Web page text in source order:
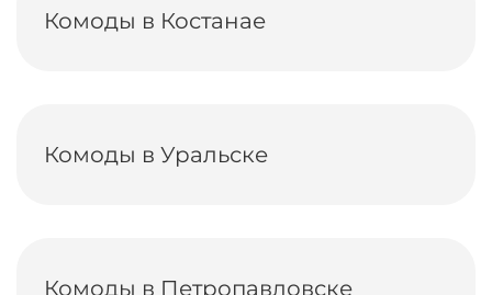
Комоды в Костанае
Комоды в Уральске
Комоды в Петропавловске